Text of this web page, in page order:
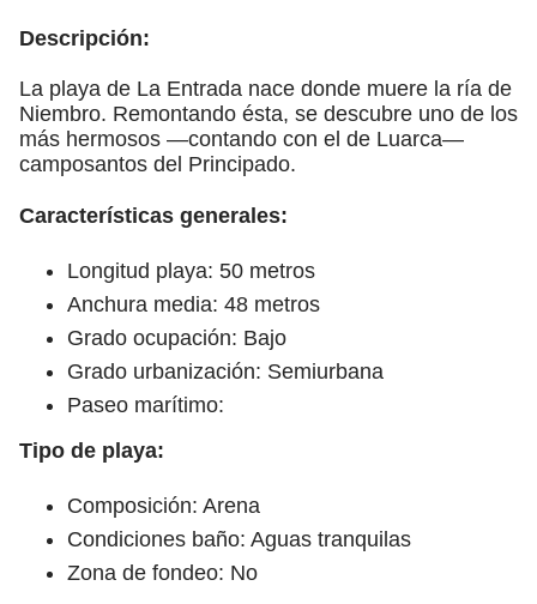
Descripción:
La playa de La Entrada nace donde muere la ría de
Niembro. Remontando ésta, se descubre uno de los
más hermosos —contando con el de Luarca—
camposantos del Principado.
Características generales:
Longitud playa: 50 metros
Anchura media: 48 metros
Grado ocupación: Bajo
Grado urbanización: Semiurbana
Paseo marítimo:
Tipo de playa:
Composición: Arena
Condiciones baño: Aguas tranquilas
Zona de fondeo: No